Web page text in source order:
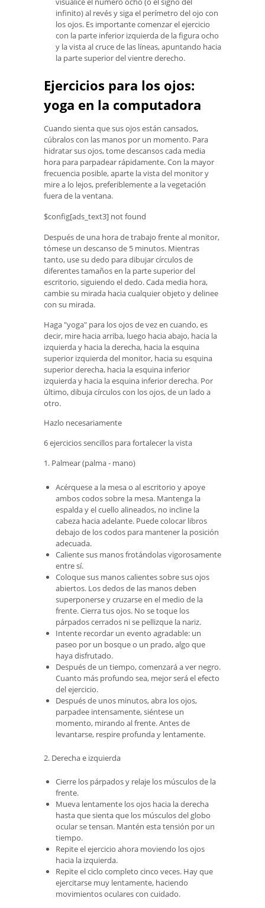
infinito) al revés y siga el perímetro del ojo con
los ojos. Es importante comenzar el ejercicio
con la parte inferior izquierda de la figura ocho
y la vista al cruce de las líneas, apuntando hacia
la parte superior del vientre derecho.
Ejercicios para los ojos:
yoga en la computadora
Cuando sienta que sus ojos están cansados,
cúbralos con las manos por un momento. Para
hidratar sus ojos, tome descansos cada media
hora para parpadear rápidamente. Con la mayor
frecuencia posible, aparte la vista del monitor y
mire a lo lejos, preferiblemente a la vegetación
fuera de la ventana.
$config[ads_text3] not found
Después de una hora de trabajo frente al monitor,
tómese un descanso de 5 minutos. Mientras
tanto, use su dedo para dibujar círculos de
diferentes tamaños en la parte superior del
escritorio, siguiendo el dedo. Cada media hora,
cambie su mirada hacia cualquier objeto y delinee
con su mirada.
Haga "yoga" para los ojos de vez en cuando, es
decir, mire hacia arriba, luego hacia abajo, hacia la
izquierda y hacia la derecha, hacia la esquina
superior izquierda del monitor, hacia su esquina
superior derecha, hacia la esquina inferior
izquierda y hacia la esquina inferior derecha. Por
último, dibuja círculos con los ojos, de un lado a
otro.
Hazlo necesariamente
6 ejercicios sencillos para fortalecer la vista
1. Palmear (palma - mano)
Acérquese a la mesa o al escritorio y apoye
ambos codos sobre la mesa. Mantenga la
espalda y el cuello alineados, no incline la
cabeza hacia adelante. Puede colocar libros
debajo de los codos para mantener la posición
adecuada.
Caliente sus manos frotándolas vigorosamente
entre sí.
Coloque sus manos calientes sobre sus ojos
abiertos. Los dedos de las manos deben
superponerse y cruzarse en el medio de la
frente. Cierra tus ojos. No se toque los
párpados cerrados ni se pellizque la nariz.
Intente recordar un evento agradable: un
paseo por un bosque o un prado, algo que
haya disfrutado.
Después de un tiempo, comenzará a ver negro.
Cuanto más profundo sea, mejor será el efecto
del ejercicio.
Después de unos minutos, abra los ojos,
parpadee intensamente, siéntese un
momento, mirando al frente. Antes de
levantarse, respire profunda y lentamente.
2. Derecha e izquierda
Cierre los párpados y relaje los músculos de la
frente.
Mueva lentamente los ojos hacia la derecha
hasta que sienta que los músculos del globo
ocular se tensan. Mantén esta tensión por un
tiempo.
Repite el ejercicio ahora moviendo los ojos
hacia la izquierda.
Repite el ciclo completo cinco veces. Hay que
ejercitarse muy lentamente, haciendo
movimientos oculares con cuidado.